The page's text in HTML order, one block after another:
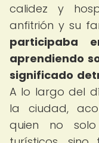
calidez y
anfitrión y su
participaba
aprendiendo
significado
A lo largo del
la ciudad,
quien no